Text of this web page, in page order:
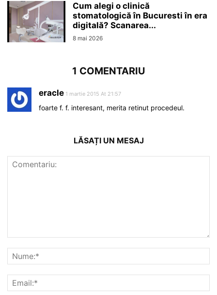
Cum alegi o clinică
stomatologică în Bucuresti în era
digitală? Scanarea...
8 mai 2026
1 COMENTARIU
eracle 1 martie 2015 At 21:57
foarte f. f. interesant, merita retinut procedeul.
LĂSAȚI UN MESAJ